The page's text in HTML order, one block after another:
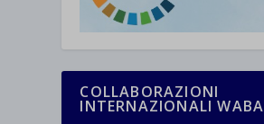
COLLABORAZIONI
INTERNAZIONALI WABA